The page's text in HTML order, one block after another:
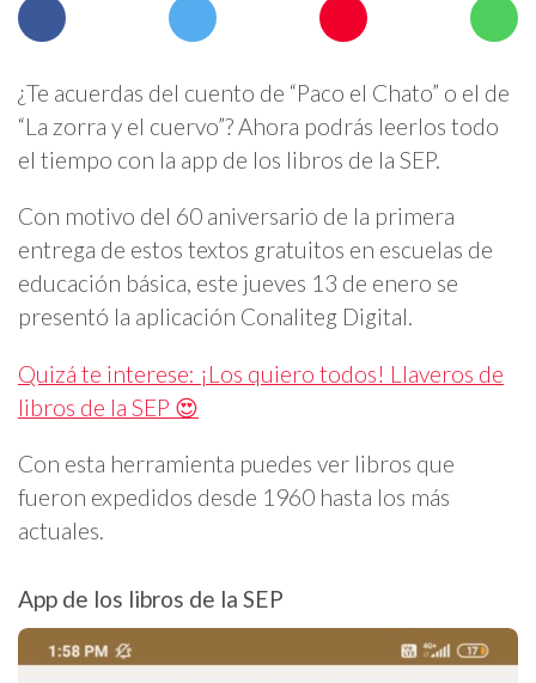
¿Te acuerdas del cuento de “Paco el Chato” o el de
“La zorra y el cuervo”? Ahora podrás leerlos todo
el tiempo con la app de los libros de la SEP.
Con motivo del 60 aniversario de la primera
entrega de estos textos gratuitos en escuelas de
educación básica, este jueves 13 de enero se
presentó la aplicación Conaliteg Digital.
Quizá te interese: ¡Los quiero todos! Llaveros de
libros de la SEP 😍
Con esta herramienta puedes ver libros que
fueron expedidos desde 1960 hasta los más
actuales.
App de los libros de la SEP